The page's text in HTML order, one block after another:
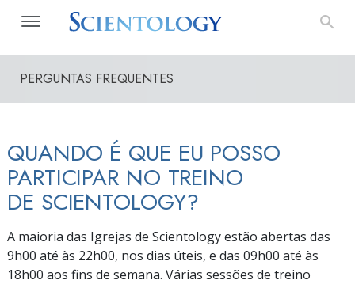
PERGUNTAS FREQUENTES
QUANDO É QUE EU POSSO
PARTICIPAR NO TREINO
DE SCIENTOLOGY?
A maioria das Igrejas de Scientology estão abertas das
9h00 até às 22h00, nos dias úteis, e das 09h00 até às
18h00 aos fins de semana. Várias sessões de treino